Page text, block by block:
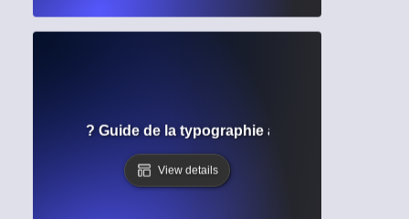
? Guide de la typographie académique et de
View details